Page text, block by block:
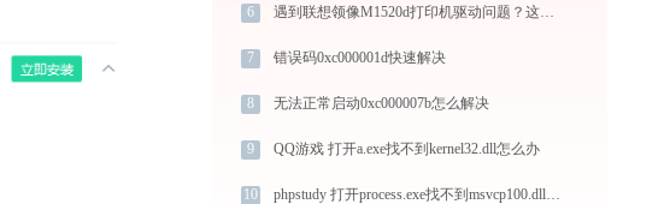
6 遇到联想领像M1520d打印机驱动问题？这里有最全的下载及安装指导
7 错误码0xc000001d快速解决
8 无法正常启动0xc000007b怎么解决
9 QQ游戏 打开a.exe找不到kernel32.dll怎么办
10 phpstudy 打开process.exe找不到msvcp100.dll怎么办